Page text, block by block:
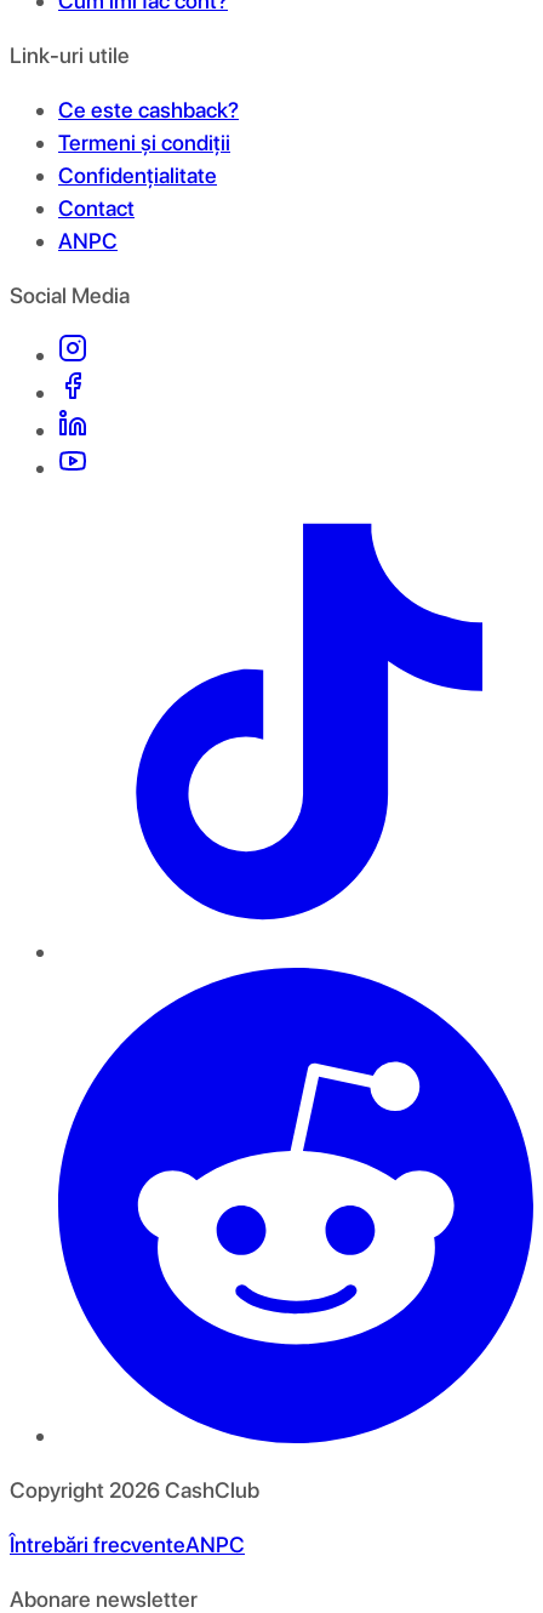
Link-uri utile
Ce este cashback?
Termeni și condiții
Confidențialitate
Contact
ANPC
Social Media
Copyright 2026CashClub
Întrebări frecventeANPC
Abonare newsletter